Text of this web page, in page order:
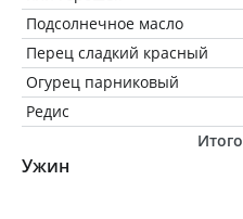
Подсолнечное масло
Перец сладкий красный
Огурец парниковый
Редис
Итого
Ужин